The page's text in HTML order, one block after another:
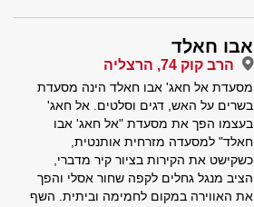
אבו חאלד
הרב קוק 74, הרצליה
מסעדת אל חאג' אבו חאלד הינה מסעדת
בשרים על האש, דגים וסלטים. אל חאג'
בעצמו הפך את מסעדת "אל חאג' אבו
חאלד" למסעדה מזרחית אותנטית,
כשקישט את הקירות בציור קיר מדברי,
הציב מנגל גחלים לקפה שחור אסלי והפך
את האווירה במקום לחמימה וביתית. השף